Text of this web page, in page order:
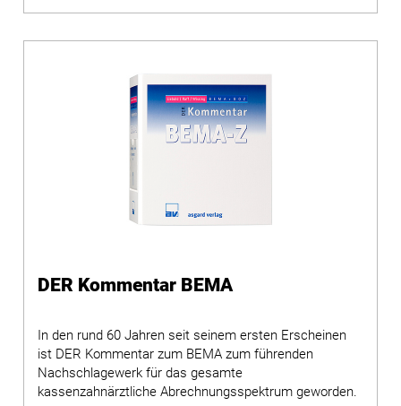
DER Kommentar BEMA
In den rund 60 Jahren seit seinem ersten Erscheinen
ist DER Kommentar zum BEMA zum führenden
Nachschlagewerk für das gesamte
kassenzahnärztliche Abrechnungsspektrum geworden.